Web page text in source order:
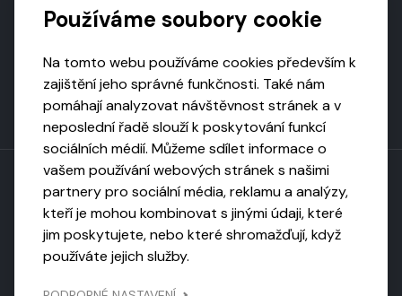
Toto dílo podléhá licenci CC BY-NC-ND
Uveďte původ, neužívejte komerčně, nezpracovávejte.
Používáme soubory cookie
Na tomto webu používáme cookies především k
zajištění jeho správné funkčnosti. Také nám
pomáhají analyzovat návštěvnost stránek a v
neposlední řadě slouží k poskytování funkcí
sociálních médií. Můžeme sdílet informace o
vašem používání webových stránek s našimi
partnery pro sociální média, reklamu a analýzy,
kteří je mohou kombinovat s jinými údaji, které
jim poskytujete, nebo které shromažďují, když
používáte jejich služby.